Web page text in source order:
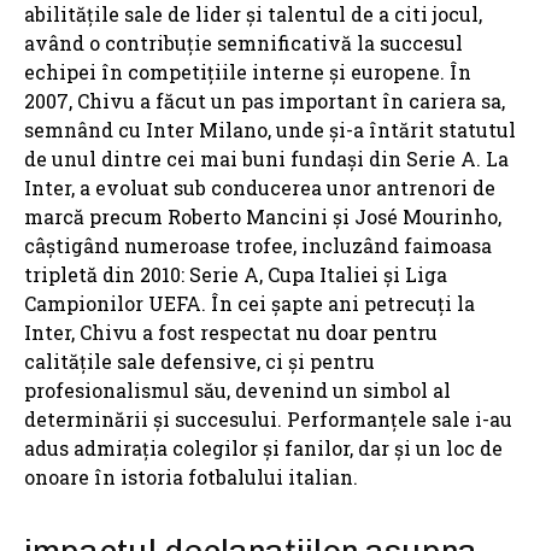
abilitățile sale de lider și talentul de a citi jocul,
având o contribuție semnificativă la succesul
echipei în competițiile interne și europene. În
2007, Chivu a făcut un pas important în cariera sa,
semnând cu Inter Milano, unde și-a întărit statutul
de unul dintre cei mai buni fundași din Serie A. La
Inter, a evoluat sub conducerea unor antrenori de
marcă precum Roberto Mancini și José Mourinho,
câștigând numeroase trofee, incluzând faimoasa
tripletă din 2010: Serie A, Cupa Italiei și Liga
Campionilor UEFA. În cei șapte ani petrecuți la
Inter, Chivu a fost respectat nu doar pentru
calitățile sale defensive, ci și pentru
profesionalismul său, devenind un simbol al
determinării și succesului. Performanțele sale i-au
adus admirația colegilor și fanilor, dar și un loc de
onoare în istoria fotbalului italian.